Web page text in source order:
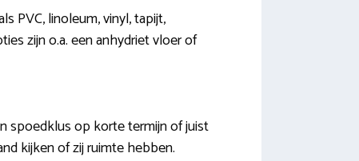
PVC, linoleum, vinyl, tapijt,
zijn o.a. een anhydriet vloer of
spoedklus op korte termijn of juist
kijken of zij ruimte hebben.